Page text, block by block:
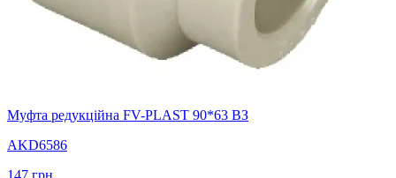
Муфта редукційна FV-PLAST 90*63 ВЗ
AKD6586
147 грн